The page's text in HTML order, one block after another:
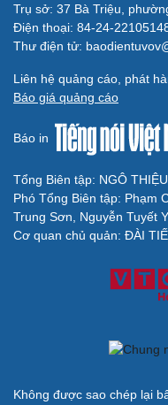
Trụ sở: 37 Bà Triệu,
Điện thoại: 84-24-
Thư điện tử:
Liên hệ quảng cáo, phát
Báo giá quảng cáo
Báo in
Tổng Biên tập: NGÔ
Phó Tổng Biên tập: Phạm
Trung Sơn, Nguyễn Tuyết
Cơ quan chủ quản: ĐÀI
Không được sao chép lại